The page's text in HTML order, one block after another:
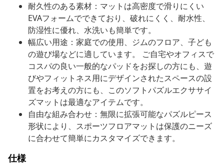
耐久性のある素材：マットは高密度で滑りにくい
EVAフォームでできており、破れにくく、耐水性、
防湿性に優れ、水洗いも簡単です。
幅広い用途：家庭での使用、ジムのフロア、子ども
の遊び場などに適しています。 ご自宅やオフィスで
コスパの良い一般的なパッドをお探しの方にも、遊
びやフィットネス用にデザインされたスペースの設
置をお考えの方にも、このソフトパズルエクササイ
ズマットは最適なアイテムです。
自由な組み合わせ：無限に拡張可能なパズルピース
形状により、スポーツフロアマットは保護のニーズ
に合わせて簡単にカスタマイズできます。
仕様